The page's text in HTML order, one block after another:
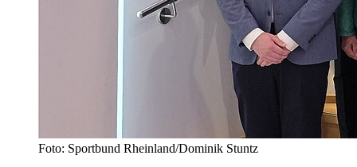
Foto: Sportbund Rheinland/Dominik Stuntz